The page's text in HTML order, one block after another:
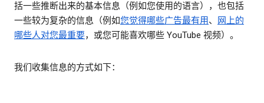
括一些推断出来的基本信息（例如您使用的语言），也包括
一些较为复杂的信息（例如您觉得哪些广告最有用、
网上的
哪些人对您最重要，或您可能喜欢哪些 YouTube 视频）。
我们收集信息的方式如下：